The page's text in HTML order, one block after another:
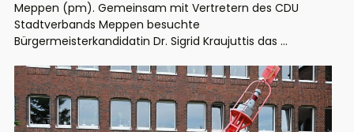
Meppen (pm). Gemeinsam mit Vertretern des CDU
Stadtverbands Meppen besuchte
Bürgermeisterkandidatin Dr. Sigrid Kraujuttis das ...